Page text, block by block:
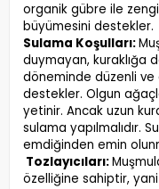
organik gübre ile
büyümesini destekler.
Sulama Koşulları:
duymayan, kuraklığa
döneminde düzenli ve
destekler. Olgun
yetinir. Ancak uzun
sulama yapılmalıdır.
emdiğinden emin
Tozlayıcıları:
özelliğine sahiptir,